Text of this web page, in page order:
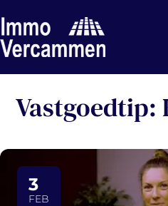
Vastgoedtip:
3
FEB